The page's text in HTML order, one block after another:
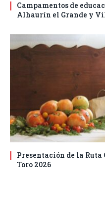
Campamentos de
Alhaurín el Grande y
Presentación de la
Toro 2026